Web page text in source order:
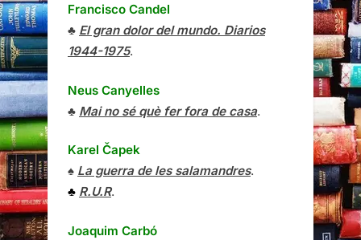
Francisco Candel
♣ El gran dolor del mundo. Diarios
1944-1975.
Neus Canyelles
♣ Mai no sé què fer fora de casa.
Karel Čapek
♠ La guerra de les salamandres.
♣ R.U.R.
Joaquim Carbó